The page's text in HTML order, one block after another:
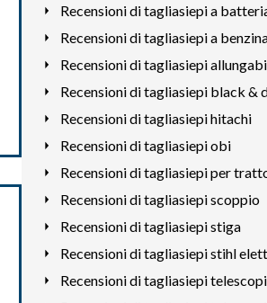
Recensioni di tagliasiepi a
Recensioni di tagliasiepi a
Recensioni di tagliasiepi
Recensioni di tagliasiepi black &
Recensioni di tagliasiepi hitachi
Recensioni di tagliasiepi obi
Recensioni di tagliasiepi per
Recensioni di tagliasiepi scoppio
Recensioni di tagliasiepi stiga
Recensioni di tagliasiepi stihl